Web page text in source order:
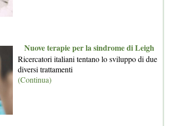
Nuove terapie per la sindrome di Leigh
Ricercatori italiani tentano lo sviluppo di due
diversi trattamenti
(Continua)